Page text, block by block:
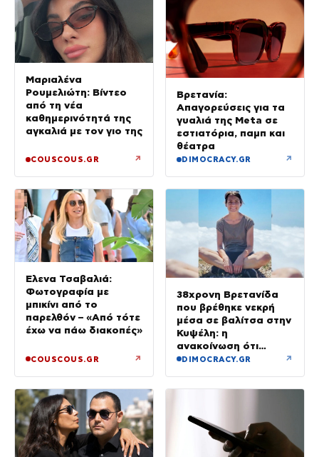
Μαριαλένα
Ρουμελιώτη: Βίντεο
από τη νέα
καθημερινότητά της
αγκαλιά με τον γιο της
COUSCOUS.GR ↗
Βρετανία:
Απαγορεύσεις για τα
γυαλιά της Meta σε
εστιατόρια, παμπ και
θέατρα
DIMOCRACY.GR ↗
Έλενα Τσαβαλιά:
Φωτογραφία με
μπικίνι από το
παρελθόν – «Από τότε
έχω να πάω διακοπές»
COUSCOUS.GR ↗
38χρονη Βρετανίδα
που βρέθηκε νεκρή
μέσα σε βαλίτσα στην
Κυψέλη: η
ανακοίνωση ότι
«αφιέρωσε τη ζωή
DIMOCRACY.GR ↗